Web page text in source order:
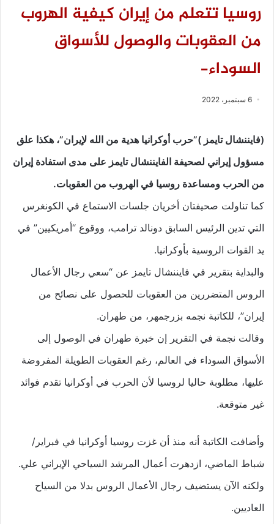
روسيا تتعلم من إيران كيفية الهروب
من العقوبات والوصول للأسواق
السوداء-
6 سبتمبر، 2022
(فايننشال تايمز )”حرب أوكرانيا هدية من الله لإيران”، هكذا علق
مسؤول إيراني لصحيفة الفايننشال تايمز على مدى استفادة إيران
من الحرب ومساعدة روسيا في الهروب من العقوبات.
كما تناولت صحيفتان أخريان جلسات الاستماع في الكونغرس
التي تدين الرئيس السابق دونالد ترامب، ووقوع “أمريكيين” في
يد القوات الروسية بأوكرانيا.
والبداية بتقرير في فايننشال تايمز عن “سعي رجال الأعمال
الروس المتضررين من العقوبات للحصول على نصائح من
إيران”، للكاتبة نجمه بزرجمهر، من طهران.
وقالت نجمة في التقرير إن خبرة طهران في الوصول إلى
الأسواق السوداء في العالم، رغم العقوبات الطويلة المفروضة
عليها، مطلوبة حاليا لروسيا لأن الحرب في أوكرانيا تقدم فوائد
غير متوقعة.
وأضافت الكاتبة أنه منذ أن غزت روسيا أوكرانيا في فبراير/
شباط الماضي، ازدهرت أعمال المرشد السياحي الإيراني علي.
ولكنه الآن يستضيف رجال الأعمال الروس بدلا من السياح
العاديين.